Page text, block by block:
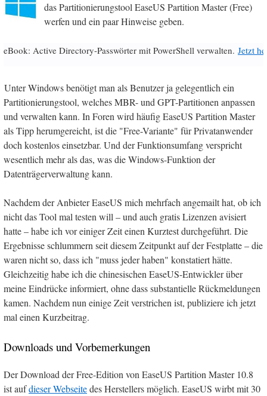
das Partitionierungstool EaseUS Partition Master (Free)
werfen und ein paar Hinweise geben.
eBook: Active Directory-Passwörter mit PowerShell verwalten. Jetzt
Unter Windows benötigt man als Benutzer ja gelegentlich ein
Partitionierungstool, welches MBR- und GPT-Partitionen anpassen
und verwalten kann. In Foren wird häufig EaseUS Partition Master
als Tipp herumgereicht, ist die "Free-Variante" für Privatanwender
doch kostenlos einsetzbar. Und der Funktionsumfang verspricht
wesentlich mehr als das, was die Windows-Funktion der
Datenträgerverwaltung kann.
Nachdem der Anbieter EaseUS mich mehrfach angemailt hat, ob ich
nicht das Tool mal testen will – und auch gratis Lizenzen avisiert
hatte – habe ich vor einiger Zeit einen Kurztest durchgeführt. Die
Ergebnisse schlummern seit diesem Zeitpunkt auf der Festplatte – die
waren nicht so, dass ich "muss jeder haben" konstatiert hätte.
Gleichzeitig habe ich die chinesischen EaseUS-Entwickler über
meine Eindrücke informiert, ohne dass substantielle Rückmeldungen
kamen. Nachdem nun einige Zeit verstrichen ist, publiziere ich jetzt
mal einen Kurzbeitrag.
Downloads und Vorbemerkungen
Der Download der Free-Edition von EaseUS Partition Master 10.8
ist aufdieser Webseitedes Herstellers möglich. EaseUS wirbt mit 30